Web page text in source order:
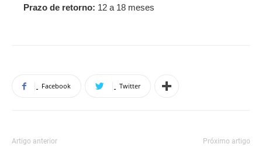
Prazo de retorno: 12 a 18 meses
Facebook Twitter
Artigo anterior Próximo artigo